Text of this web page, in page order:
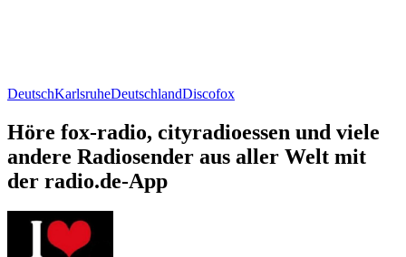
DeutschKarlsruheDeutschlandDiscofox
Höre fox-radio, cityradioessen und viele
andere Radiosender aus aller Welt mit
der radio.de-App